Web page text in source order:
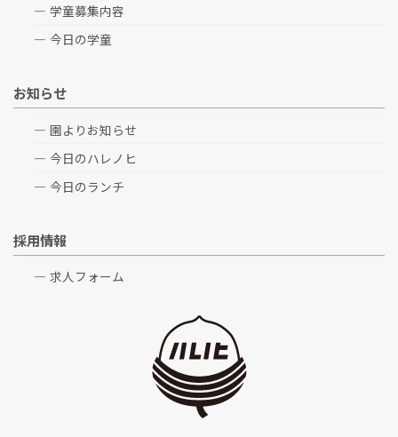
学童募集内容
今日の学童
お知らせ
園よりお知らせ
今日のハレノヒ
今日のランチ
採用情報
求人フォーム